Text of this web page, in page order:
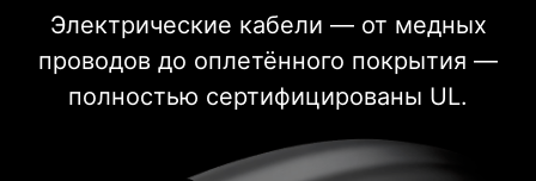
Электрические кабели — от медных
проводов до оплетённого покрытия —
полностью сертифицированы UL.